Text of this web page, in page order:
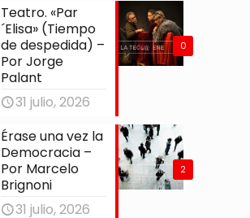
0
Teatro. «Par
´Elisa» (Tiempo
de despedida) –
Por Jorge
Palant
31 julio, 2026
2
Érase una vez la
Democracia –
Por Marcelo
Brignoni
31 julio, 2026